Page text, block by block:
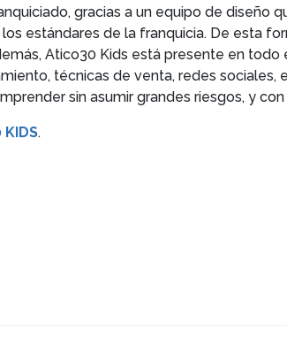
gracias a un equipo de diseño
estándares de la franquicia. De esta
Atico30 Kids está presente en
técnicas de venta, redes sociales,
sin asumir grandes riesgos, y
KIDS.